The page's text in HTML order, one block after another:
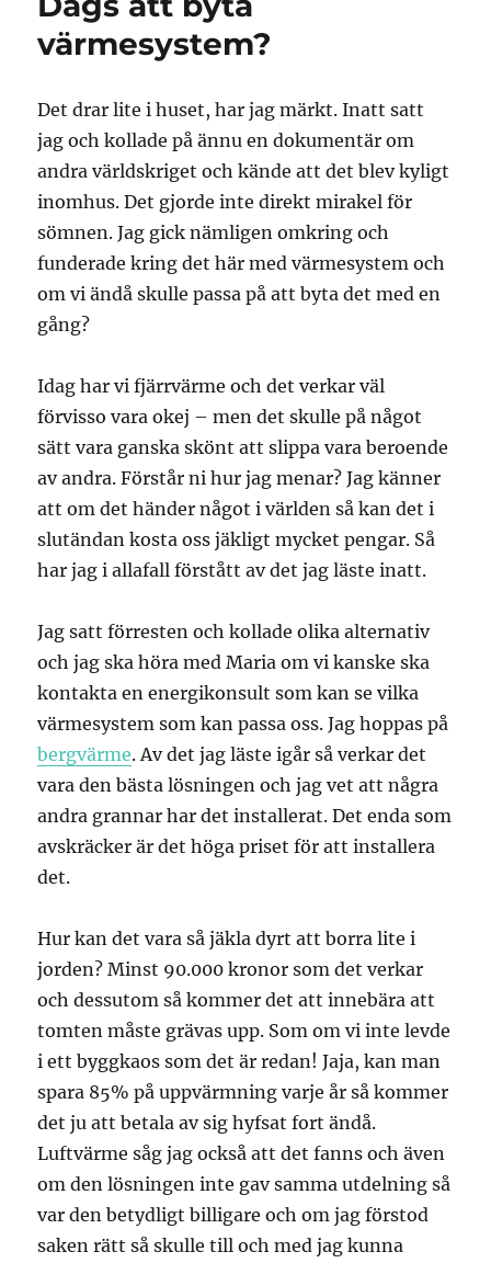
värmesystem?
Det drar lite i huset, har jag märkt. Inatt satt
jag och kollade på ännu en dokumentär om
andra världskriget och kände att det blev kyligt
inomhus. Det gjorde inte direkt mirakel för
sömnen. Jag gick nämligen omkring och
funderade kring det här med värmesystem och
om vi ändå skulle passa på att byta det med en
gång?
Idag har vi fjärrvärme och det verkar väl
förvisso vara okej – men det skulle på något
sätt vara ganska skönt att slippa vara beroende
av andra. Förstår ni hur jag menar? Jag känner
att om det händer något i världen så kan det i
slutändan kosta oss jäkligt mycket pengar. Så
har jag i allafall förstått av det jag läste inatt.
Jag satt förresten och kollade olika alternativ
och jag ska höra med Maria om vi kanske ska
kontakta en energikonsult som kan se vilka
värmesystem som kan passa oss. Jag hoppas på
bergvärme. Av det jag läste igår så verkar det
vara den bästa lösningen och jag vet att några
andra grannar har det installerat. Det enda som
avskräcker är det höga priset för att installera
det.
Hur kan det vara så jäkla dyrt att borra lite i
jorden? Minst 90.000 kronor som det verkar
och dessutom så kommer det att innebära att
tomten måste grävas upp. Som om vi inte levde
i ett byggkaos som det är redan! Jaja, kan man
spara 85% på uppvärmning varje år så kommer
det ju att betala av sig hyfsat fort ändå.
Luftvärme såg jag också att det fanns och även
om den lösningen inte gav samma utdelning så
var den betydligt billigare och om jag förstod
saken rätt så skulle till och med jag kunna